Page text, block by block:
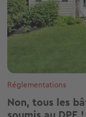
Réglementations
Non, tous les